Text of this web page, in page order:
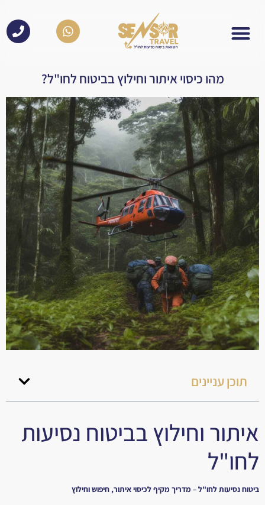
מהו כיסוי איתור וחילוץ בביטוח לחו"ל?
תוכן עניינים
איתור וחילוץ בביטוח נסיעות
לחו"ל
ביטוח נסיעות לחו"ל – מדריך מקיף לכיסוי איתור, חיפוש וחילוץ